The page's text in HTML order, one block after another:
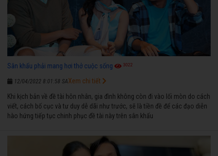
Sân khấu phải mang hơi thở cuộc sống 3022
12/04/2022 8:01:58 SA
Khi kịch bản về đề tài hôn nhân, gia đình không còn đi vào lối mòn do cách
viết, cách bố cục và tư duy dễ dãi như trước, sẽ là tiền đề để các đạo diễn
hào hứng tiếp tục chinh phục đề tài này trên sân khấu
Xem chi tiết